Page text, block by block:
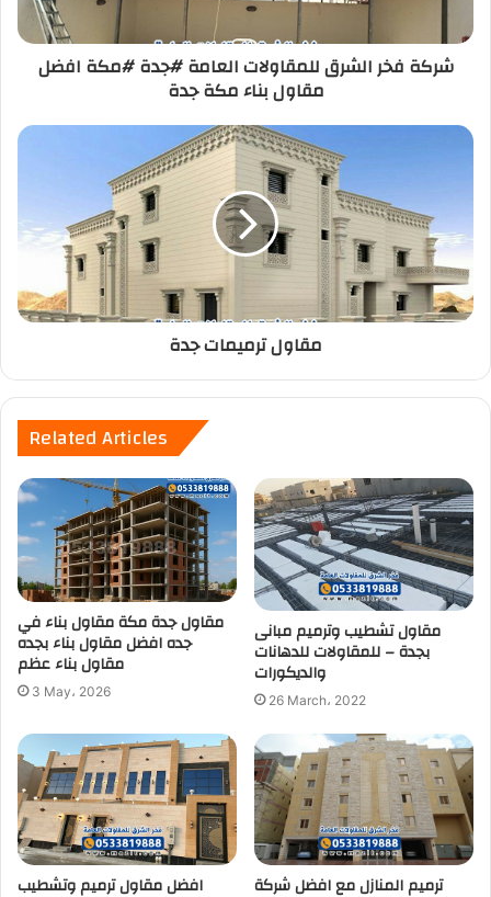
شركة فخر الشرق للمقاولات العامة #جدة #مكة افضل
مقاول بناء مكة جدة
مقاول ترميمات جدة
Related Articles
مقاول جدة مكة مقاول بناء في
جده افضل مقاول بناء بجده
مقاول بناء عظم
3 May، 2026
مقاول تشطيب وترميم مبانى
بجدة – للمقاولات للدهانات
والديكورات
26 March، 2022
افضل مقاول ترميم وتشطيب ترميم المنازل مع افضل شركة